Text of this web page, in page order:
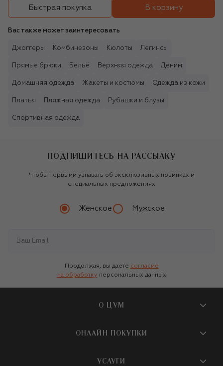
Быстрая покупка В корзину
Вас также может заинтересовать
Джоггеры Комбинезоны Кюлоты Легинсы
Прямые брюки Бельё Верхняя одежда Деним
Домашняя одежда Жакеты и костюмы Одежда из кожи
Платья Пляжная одежда Рубашки и блузы
Спортивная одежда
ПОДПИШИТЕСЬ НА РАССЫЛКУ
Чтобы первыми узнавать об эксклюзивных новинках и
специальных предложениях
Женское Мужское
Продолжая, вы даете согласие
на обработку персональных данных
О ЦУМ
О магазине
Бутики и ПВЗ ЦУМ
ОНЛАЙН ПОКУПКИ
УСЛУГИ